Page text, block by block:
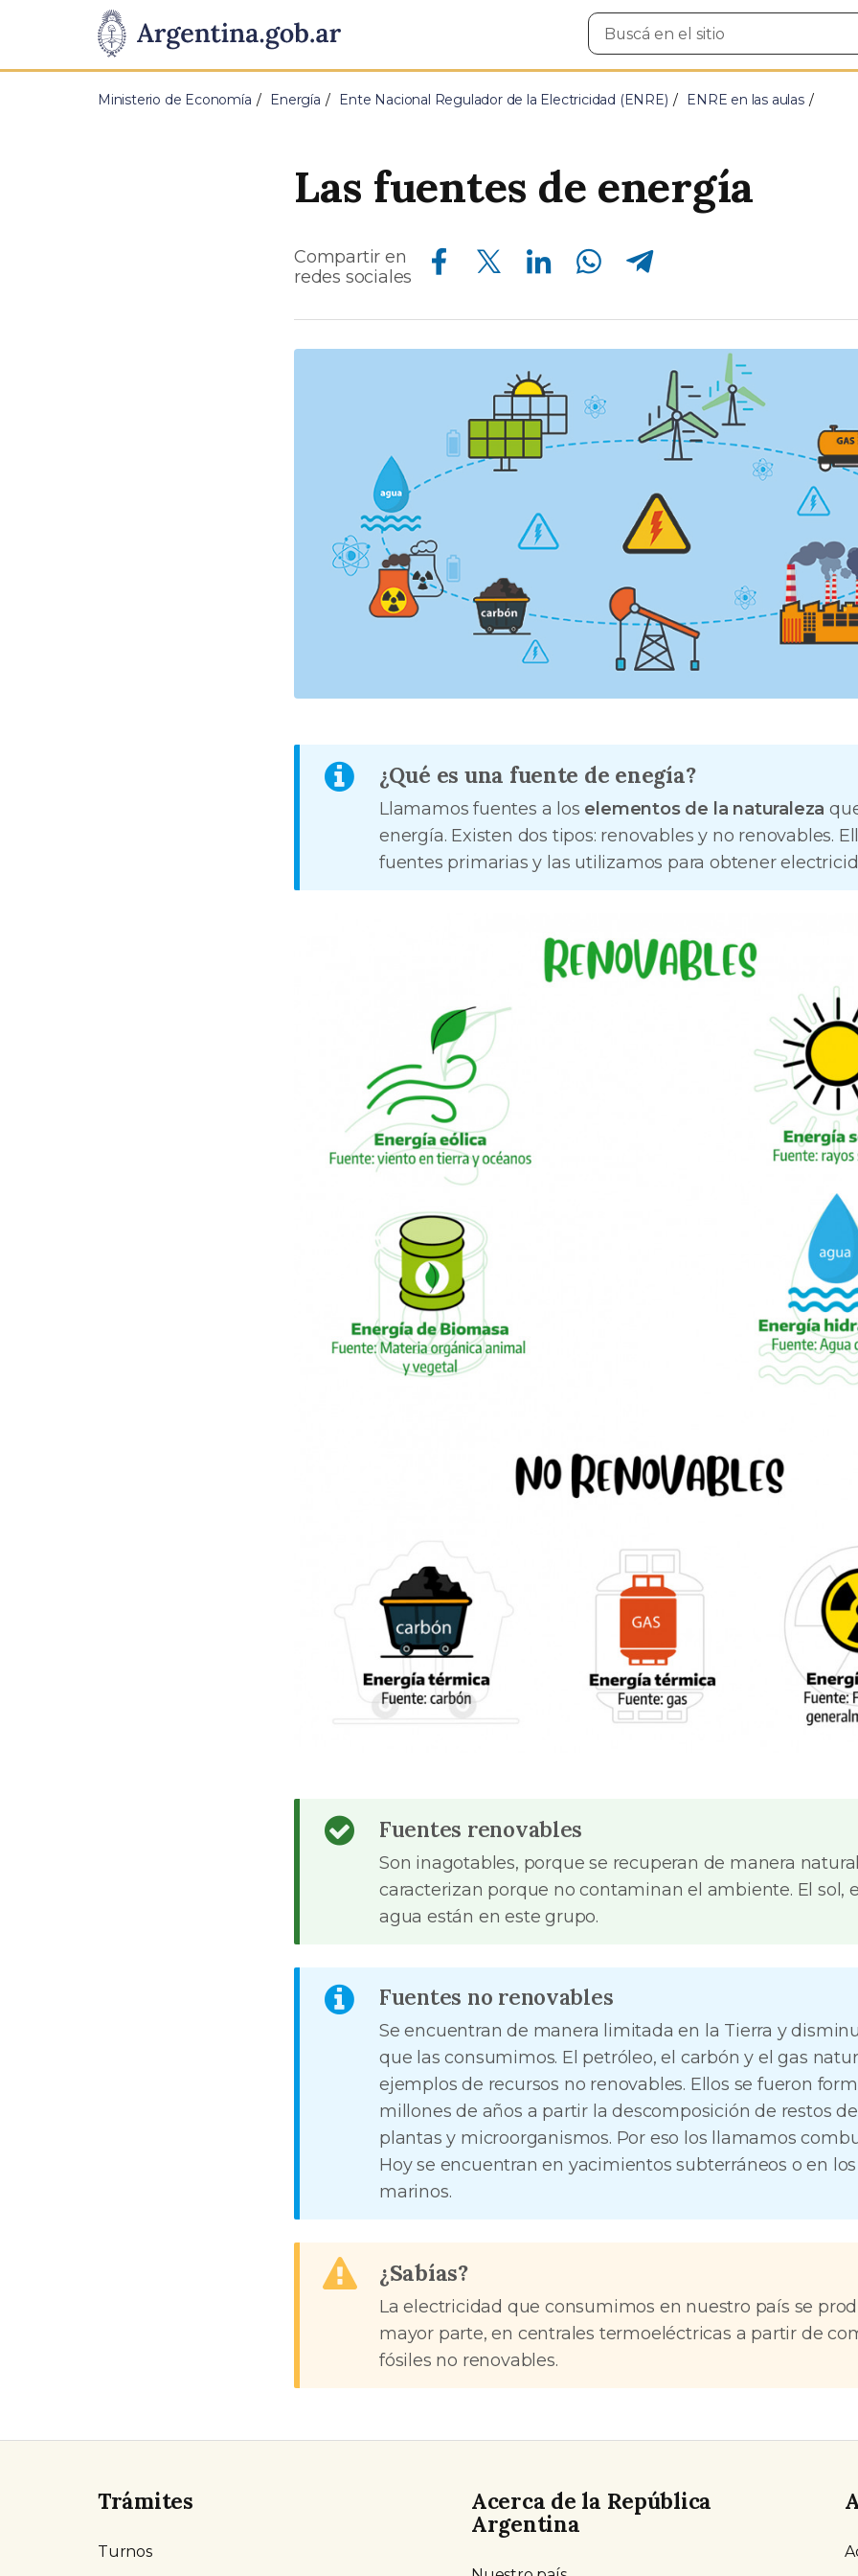
Presidencia
de
Pasar al contenido principal
Buscar
en
Ministerio de Economía Energía Ente Nacional Regulador de la Electricidad (ENRE) ENRE en las aulas
Las fuentes de energía
Compartir en
redes sociales
Compartir en Facebook Compartir en Twitter Compartir en Linkedin Compartir en Whatsapp Compartir en Telegram
¿Qué es una fuente de enegía?
Llamamos fuentes a los elementos de la naturaleza
energía. Existen dos tipos: renovables y no renovables.
fuentes primarias y las utilizamos para obtener
Fuentes renovables
Son inagotables, porque se recuperan de manera
caracterizan porque no contaminan el ambiente. El sol,
agua están en este grupo.
Fuentes no renovables
Se encuentran de manera limitada en la Tierra y
que las consumimos. El petróleo, el carbón y el gas
ejemplos de recursos no renovables. Ellos se fueron
millones de años a partir la descomposición de restos
plantas y microorganismos. Por eso los llamamos
Hoy se encuentran en yacimientos subterráneos o en
marinos.
¿Sabías?
La electricidad que consumimos en nuestro país se
mayor parte, en centrales termoeléctricas a partir de
fósiles no renovables.
Trámites
Turnos
Acerca de la República
Argentina